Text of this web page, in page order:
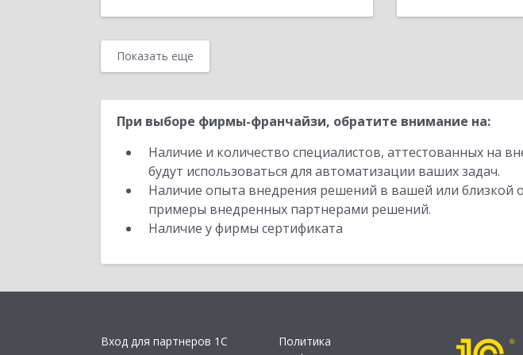
Показать еще
При выборе фирмы-франчайзи, обратите внимание на:
Наличие и количество специалистов, аттестованных на
будут использоваться для автоматизации ваших задач.
Наличие опыта внедрения решений в вашей или близкой
примеры внедренных партнерами решений.
Наличие у фирмы сертификата
Вход для партнеров 1С
Политика